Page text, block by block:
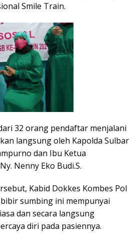
Smile Train.
32 orang pendaftar menjalani
langsung oleh Kapolda Sulbar
dan Ibu Ketua
Nenny Eko Budi.S.
Kabid Dokkes Kombes Pol
sumbing ini mempunyai
dan secara langsung
diri pada pasiennya.